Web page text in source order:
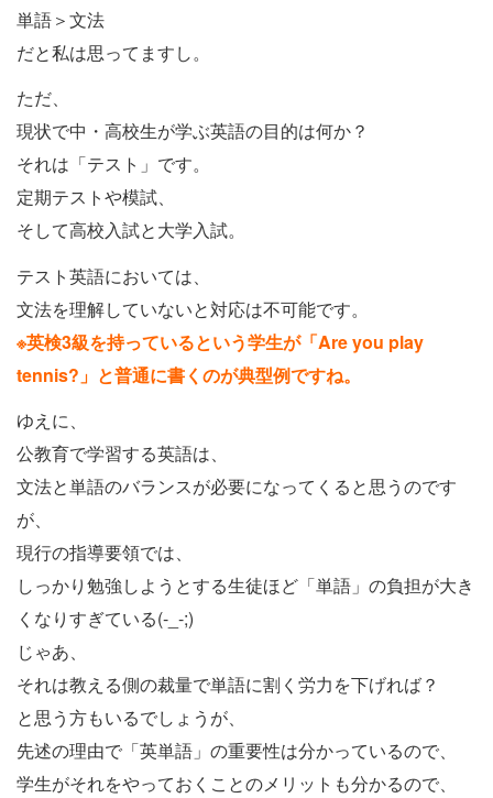
単語＞文法
だと私は思ってますし。
ただ、
現状で中・高校生が学ぶ英語の目的は何か？
それは「テスト」です。
定期テストや模試、
そして高校入試と大学入試。
テスト英語においては、
文法を理解していないと対応は不可能です。
※英検3級を持っているという学生が「Are you play
tennis?」と普通に書くのが典型例ですね。
ゆえに、
公教育で学習する英語は、
文法と単語のバランスが必要になってくると思うのです
が、
現行の指導要領では、
しっかり勉強しようとする生徒ほど「単語」の負担が大き
くなりすぎている(-_-;)
じゃあ、
それは教える側の裁量で単語に割く労力を下げれば？
と思う方もいるでしょうが、
先述の理由で「英単語」の重要性は分かっているので、
学生がそれをやっておくことのメリットも分かるので、